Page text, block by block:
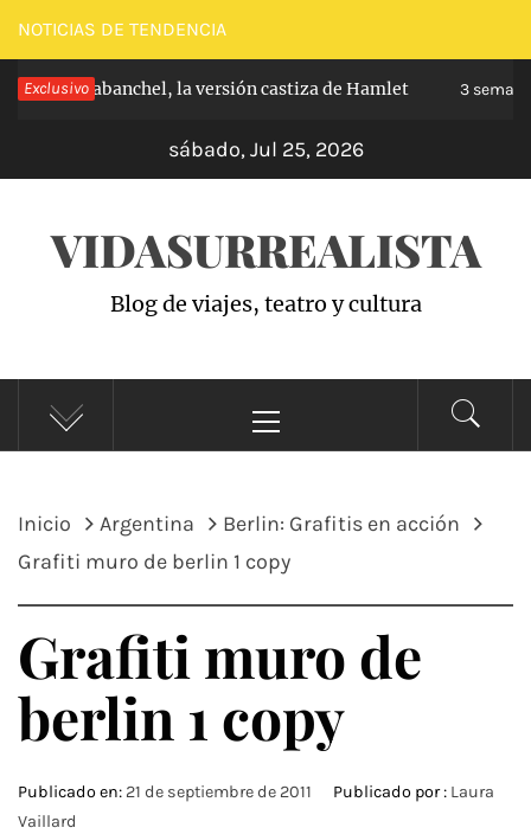
Saltar
al
contenido
NOTICIAS DE TENDENCIA
Exclusivo
de Carabanchel, la versión castiza de Hamlet 3
sábado, Jul 25, 2026
VIDASURREALISTA
Blog de viajes, teatro y cultura
principal
Inicio Argentina
Berlin: Grafitis en acción
Grafiti muro de berlin 1 copy
Grafiti muro de
berlin 1 copy
Publicado en: 21 de septiembre de 2011 Publicado por : Laura
Vaillard